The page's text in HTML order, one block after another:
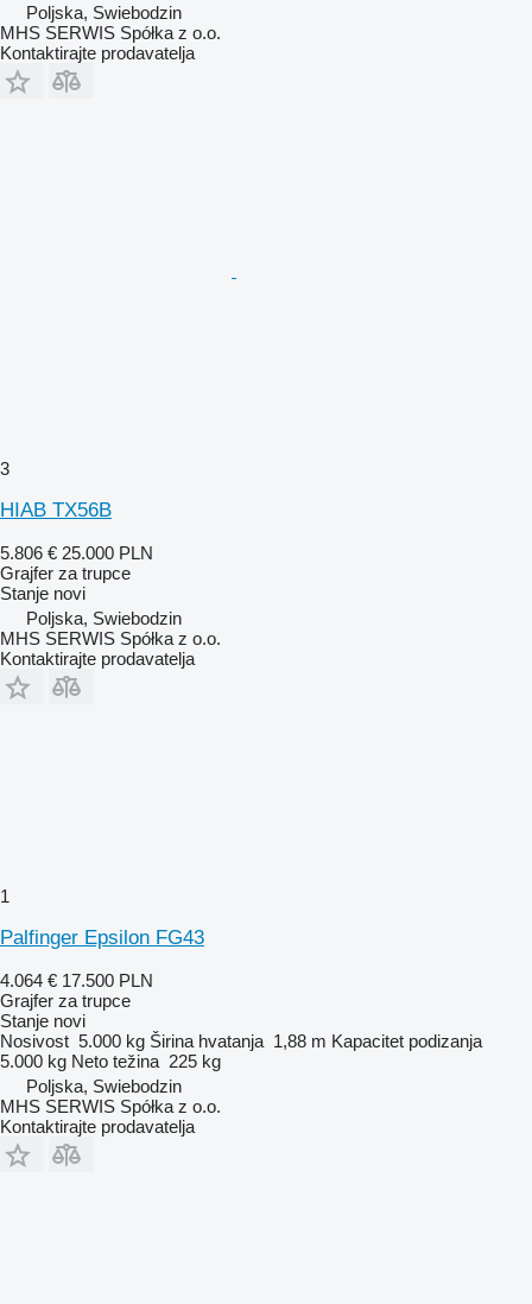
Poljska, Swiebodzin
MHS SERWIS Spółka z o.o.
Kontaktirajte prodavatelja
3
HIAB TX56B
5.806 € 25.000 PLN
Grajfer za trupce
Stanje novi
Poljska, Swiebodzin
MHS SERWIS Spółka z o.o.
Kontaktirajte prodavatelja
1
Palfinger Epsilon FG43
4.064 € 17.500 PLN
Grajfer za trupce
Stanje novi
Nosivost 5.000 kg Širina hvatanja 1,88 m Kapacitet podizanja
5.000 kg Neto težina 225 kg
Poljska, Swiebodzin
MHS SERWIS Spółka z o.o.
Kontaktirajte prodavatelja